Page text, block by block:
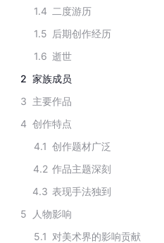
1.4 二度游历
1.5 后期创作经历
1.6 逝世
2 家族成员
3 主要作品
4 创作特点
4.1 创作题材广泛
4.2 作品主题深刻
4.3 表现手法独到
5
人物影响
5.1 对美术界的影响贡献